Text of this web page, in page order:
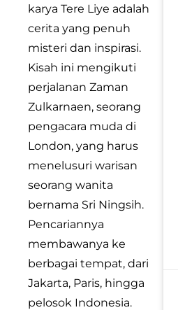
karya Tere Liye adalah
cerita yang penuh
misteri dan inspirasi.
Kisah ini mengikuti
perjalanan Zaman
Zulkarnaen, seorang
pengacara muda di
London, yang harus
menelusuri warisan
seorang wanita
bernama Sri Ningsih.
Pencariannya
membawanya ke
berbagai tempat, dari
Jakarta, Paris, hingga
pelosok Indonesia.